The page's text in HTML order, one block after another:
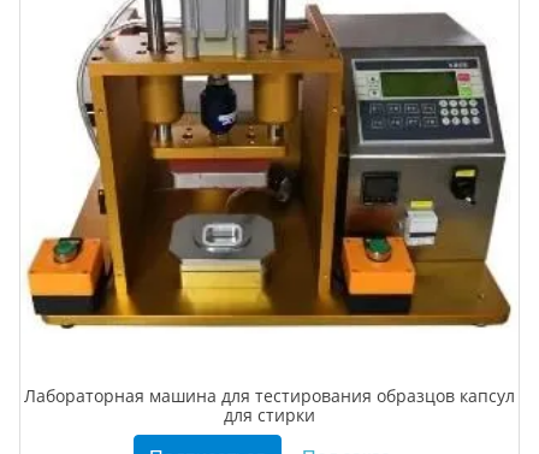
Лабораторная машина для тестирования образцов капсул
для стирки